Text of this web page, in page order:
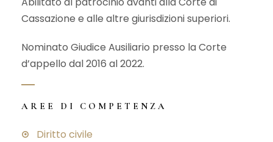
Cassazione e alle altre giurisdizioni superiori.
Nominato Giudice Ausiliario presso la Corte
d’appello dal 2016 al 2022.
AREE DI COMPETENZA
Diritto civile